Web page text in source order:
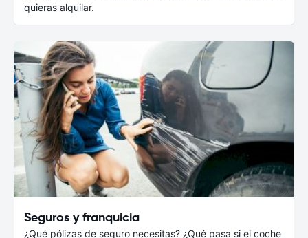
quieras alquilar.
Seguros y franquicia
¿Qué pólizas de seguro necesitas? ¿Qué pasa si el coche